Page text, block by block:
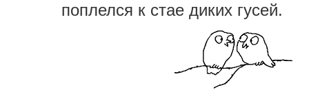
поплелся к стае диких гусей.